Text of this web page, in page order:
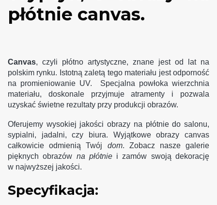
płótnie canvas.
Canvas, czyli płótno artystyczne, znane jest od lat na
polskim rynku. Istotną zaletą tego materiału jest odporność
na promieniowanie UV. Specjalna powłoka wierzchnia
materiału, doskonale przyjmuje atramenty i pozwala
uzyskać świetne rezultaty przy produkcji obrazów.
Oferujemy wysokiej jakości obrazy na płótnie do salonu,
sypialni, jadalni, czy biura. Wyjątkowe obrazy canvas
całkowicie odmienią Twój dom. Zobacz nasze galerie
pięknych obrazów na płótniei zamów swoją dekorację
w najwyższej jakości.
Specyfikacja: